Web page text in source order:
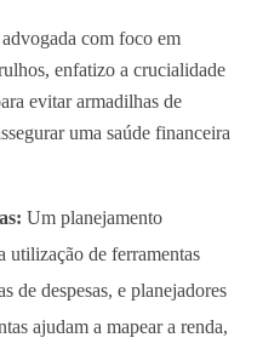
com foco em
enfatizo a crucialidade
evitar armadilhas de
uma saúde financeira
Um planejamento
utilização de ferramentas
de despesas, e planejadores
ajudam a mapear a renda,